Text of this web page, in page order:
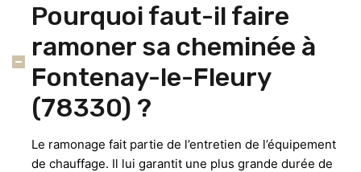
Pourquoi faut-il faire
ramoner sa cheminée à
Fontenay-le-Fleury
(78330) ?
Le ramonage fait partie de l’entretien de l’équipement
de chauffage. Il lui garantit une plus grande durée de